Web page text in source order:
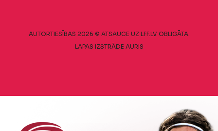
AUTORTIESĪBAS 2026 © ATSAUCE UZ LFF.LV OBLIGĀTA.
LAPAS IZSTRĀDE AURIS